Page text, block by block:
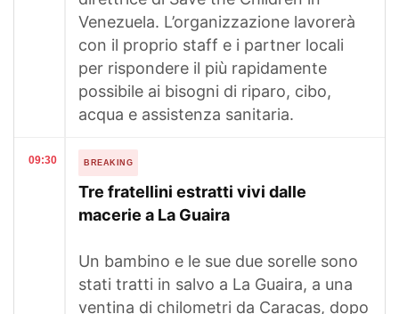
Venezuela. L’organizzazione lavorerà
con il proprio staff e i partner locali
per rispondere il più rapidamente
possibile ai bisogni di riparo, cibo,
acqua e assistenza sanitaria.
09:30 BREAKING
Tre fratellini estratti vivi dalle
macerie a La Guaira
Un bambino e le sue due sorelle sono
stati tratti in salvo a La Guaira, a una
ventina di chilometri da Caracas, dopo